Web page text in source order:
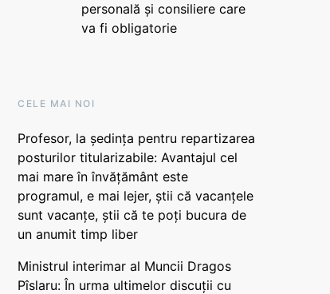
personală și consiliere care
va fi obligatorie
CELE MAI NOI
Profesor, la ședința pentru repartizarea
posturilor titularizabile: Avantajul cel
mai mare în învățământ este
programul, e mai lejer, știi că vacanțele
sunt vacanţe, știi că te poți bucura de
un anumit timp liber
Ministrul interimar al Muncii Dragos
Pîslaru: În urma ultimelor discuții cu